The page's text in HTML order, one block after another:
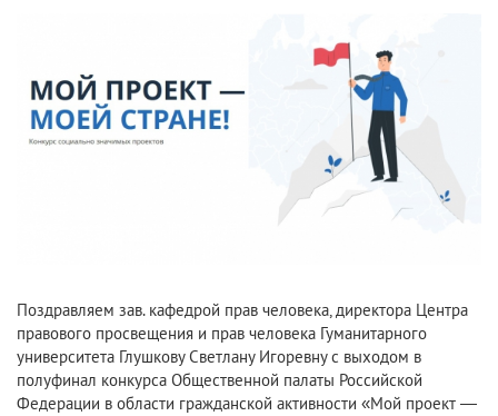
Поздравляем зав. кафедрой прав человека, директора Центра
правового просвещения и прав человека Гуманитарного
университета Глушкову Светлану Игоревну с выходом в
полуфинал конкурса Общественной палаты Российской
Федерации в области гражданской активности «Мой проект —